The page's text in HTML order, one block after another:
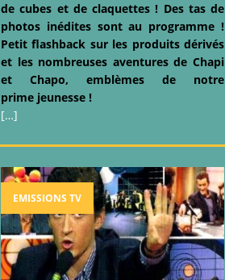
de cubes et de claquettes ! Des tas de
photos inédites sont au programme !
Petit flashback sur les produits dérivés
et les nombreuses aventures de Chapi
et Chapo, emblèmes de notre
prime jeunesse !
[…]
EMISSIONS TV